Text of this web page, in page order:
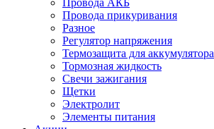
Провода АКБ
Провода прикуривания
Разное
Регулятор напряжения
Термозащита для аккумулятора
Тормозная жидкость
Свечи зажигания
Щетки
Электролит
Элементы питания